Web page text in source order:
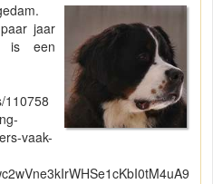
jaar
is een
110758
vaak-